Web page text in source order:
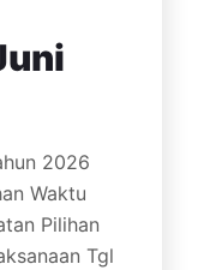
2026
Waktu
Pilihan
Tgl